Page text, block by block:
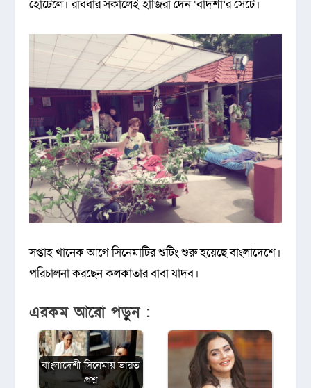
হোটেলে। রবিবার সকালেই হাজিরা দেন ‘বাদশা’র সেটে।
সপ্তাহ খানেক আগে সিনেমাটির শুটিং শুরু হয়েছে বাংলাদেশে।
পরিচালনা করছেন কলকাতার বাবা যাদব।
এরকম আরো পড়ুন :
বাংলাদেশী সিনেমায় ভারত
প্রশ্ন